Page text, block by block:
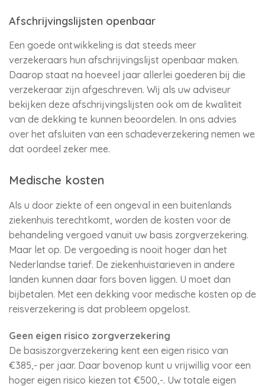
Afschrijvingslijsten openbaar
Een goede ontwikkeling is dat steeds meer
verzekeraars hun afschrijvingslijst openbaar maken.
Daarop staat na hoeveel jaar allerlei goederen bij die
verzekeraar zijn afgeschreven. Wij als uw adviseur
bekijken deze afschrijvingslijsten ook om de kwaliteit
van de dekking te kunnen beoordelen. In ons advies
over het afsluiten van een schadeverzekering nemen we
dat oordeel zeker mee.
Medische kosten
Als u door ziekte of een ongeval in een buitenlands
ziekenhuis terechtkomt, worden de kosten voor de
behandeling vergoed vanuit uw basis zorgverzekering.
Maar let op. De vergoeding is nooit hoger dan het
Nederlandse tarief. De ziekenhuistarieven in andere
landen kunnen daar fors boven liggen. U moet dan
bijbetalen. Met een dekking voor medische kosten op de
reisverzekering is dat probleem opgelost.
Geen eigen risico zorgverzekering
De basiszorgverzekering kent een eigen risico van
€385,- per jaar. Daar bovenop kunt u vrijwillig voor een
hoger eigen risico kiezen tot €500,-. Uw totale eigen